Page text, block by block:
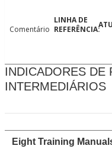
Comentário
INDICADORES DE
INTERMEDIÁRIOS
Eight Training